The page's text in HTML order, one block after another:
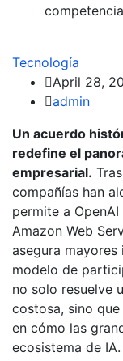
Tecnología
April 28,
admin
Un acuerdo
redefine el
empresarial.
compañías han
permite a
Amazon Web
asegura mayores
modelo de
no solo resuelve
costosa, sino
en cómo las
ecosistema de IA.